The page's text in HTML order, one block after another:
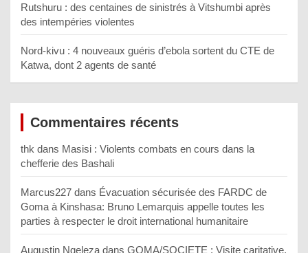
Rutshuru : des centaines de sinistrés à Vitshumbi après
des intempéries violentes
Nord-kivu : 4 nouveaux guéris d’ebola sortent du CTE de
Katwa, dont 2 agents de santé
Commentaires récents
thk dans Masisi : Violents combats en cours dans la
chefferie des Bashali
Marcus227 dans Évacuation sécurisée des FARDC de
Goma à Kinshasa: Bruno Lemarquis appelle toutes les
parties à respecter le droit international humanitaire
Augustin Ngeleza dans GOMA/SOCIETE : Visite caritative,